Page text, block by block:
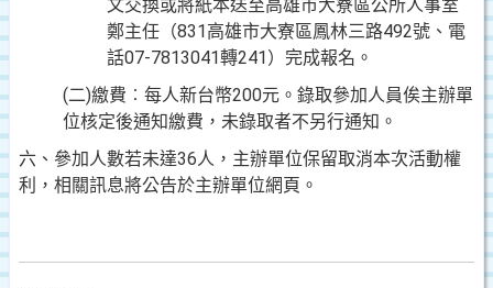
文交換或將紙本送至高雄市大寮區公所人事室
鄭主任（831高雄市大寮區鳳林三路492號、電
話07-7813041轉241）完成報名。
(二)繳費︰每人新台幣200元。錄取參加人員俟主辦單
位核定後通知繳費，未錄取者不另行通知。
六、參加人數若未達36人，主辦單位保留取消本次活動權
利，相關訊息將公告於主辦單位網頁。